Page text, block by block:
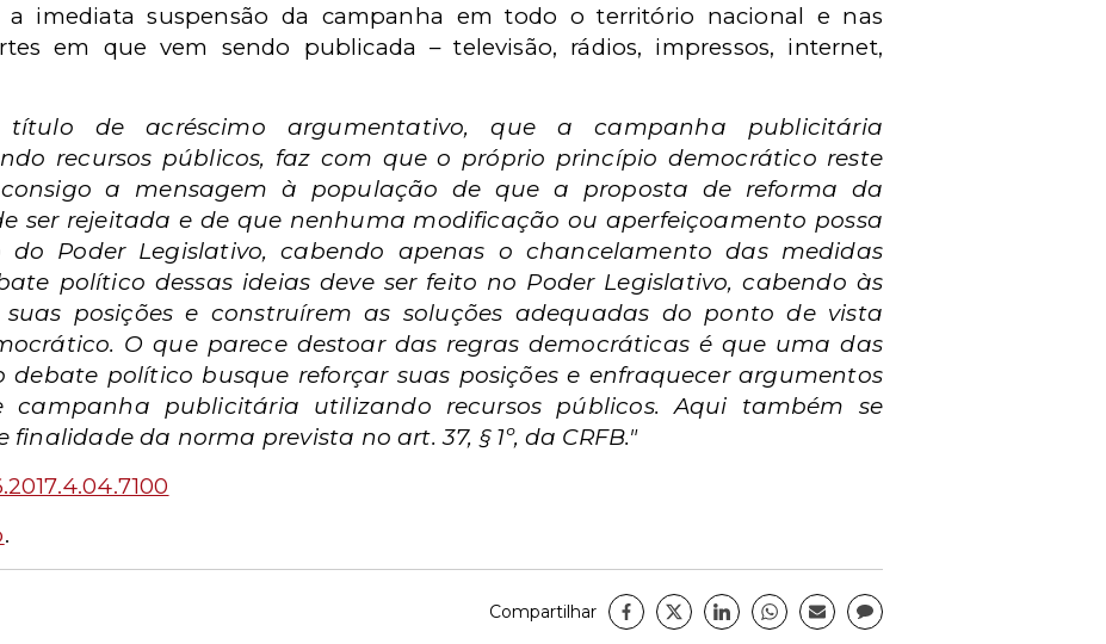
a imediata suspensão da campanha em todo o território nacional e nas
em que vem sendo publicada – televisão, rádios, impressos, internet,
de acréscimo argumentativo, que a campanha publicitária
recursos públicos, faz com que o próprio princípio democrático reste
a mensagem à população de que a proposta de reforma da
ser rejeitada e de que nenhuma modificação ou aperfeiçoamento possa
Poder Legislativo, cabendo apenas o chancelamento das medidas
político dessas ideias deve ser feito no Poder Legislativo, cabendo às
posições e construírem as soluções adequadas do ponto de vista
O que parece destoar das regras democráticas é que uma das
debate político busque reforçar suas posições e enfraquecer argumentos
campanha publicitária utilizando recursos públicos. Aqui também se
da norma prevista no art. 37, § 1º, da CRFB."
.
Compartilhar